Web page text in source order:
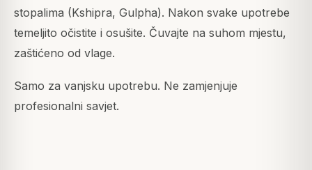
stopalima (Kshipra, Gulpha). Nakon svake upotrebe
temeljito očistite i osušite. Čuvajte na suhom mjestu,
zaštićeno od vlage.
Samo za vanjsku upotrebu. Ne zamjenjuje
profesionalni savjet.